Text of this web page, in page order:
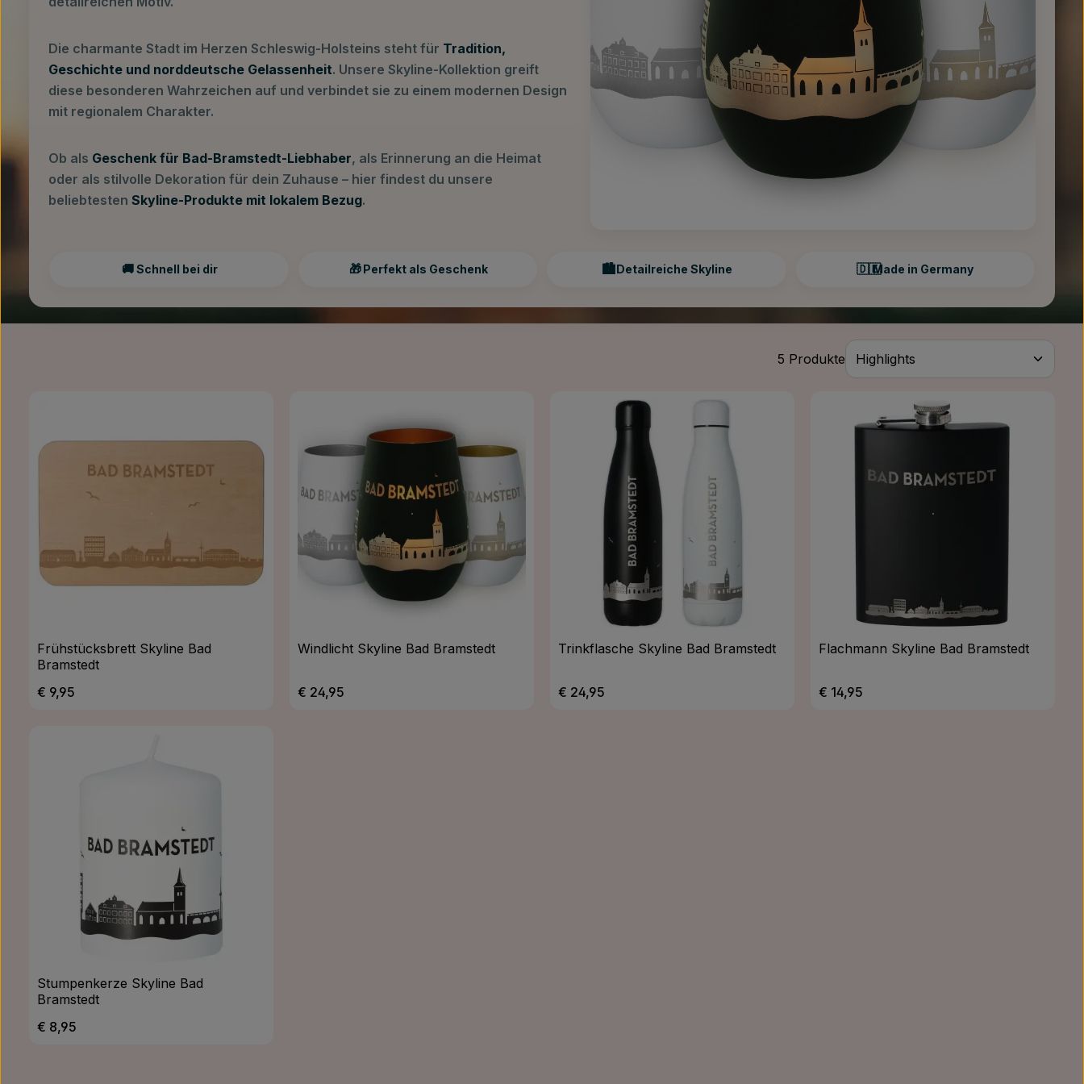
Die charmante Stadt im Herzen Schleswig-Holsteins steht für Tradition,
Geschichte und norddeutsche Gelassenheit. Unsere Skyline-Kollektion greift
diese besonderen Wahrzeichen auf und verbindet sie zu einem modernen Design
mit regionalem Charakter.
Ob als Geschenk für Bad-Bramstedt-Liebhaber, als Erinnerung an die Heimat
oder als stilvolle Dekoration für dein Zuhause – hier findest du unsere
beliebtesten Skyline-Produkte mit lokalem Bezug.
🚚Schnell bei dir 🎁Perfekt als Geschenk 🏙️Detailreiche Skyline 🇩🇪Made in Germany
5 Produkte
Frühstücksbrett Skyline Bad
Bramstedt
Regulärer Preis:
€ 9,95
Windlicht Skyline Bad Bramstedt
Regulärer Preis:
€ 24,95
Trinkflasche Skyline Bad Bramstedt
Regulärer Preis:
€ 24,95
Flachmann Skyline Bad Bramstedt
Regulärer Preis:
€ 14,95
Stumpenkerze Skyline Bad
Bramstedt
Regulärer Preis:
€ 8,95